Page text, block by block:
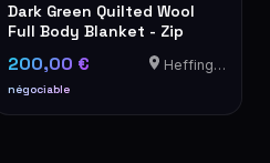
Dark Green Quilted Wool
Full Body Blanket - Zip
200,00 €
négociable
Heffingen